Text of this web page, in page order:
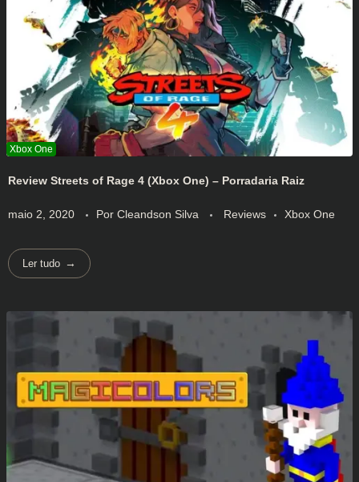
Review Streets of Rage 4 (Xbox One) – Porradaria Raiz
maio 2, 2020 Por Cleandson Silva Reviews Xbox One
Ler tudo